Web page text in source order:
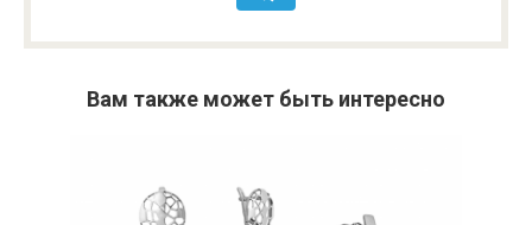
Вам также может быть интересно